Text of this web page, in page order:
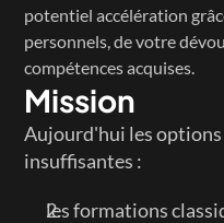
potentiel accélération
personnels, de votre
compétences acquises.
Mission
Aujourd'hui les
insuffisantes :
les formations